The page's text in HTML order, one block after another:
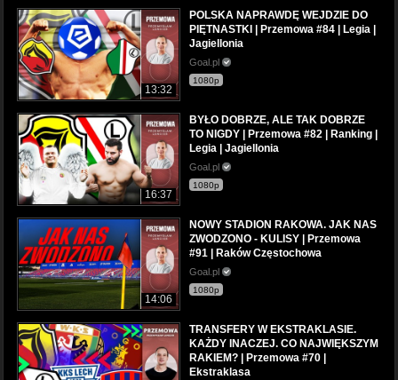
13:32
POLSKA NAPRAWDĘ WEJDZIE DO
PIĘTNASTKI | Przemowa #84 | Legia |
Jagiellonia
Goal.pl
1080p
16:37
BYŁO DOBRZE, ALE TAK DOBRZE
TO NIGDY | Przemowa #82 | Ranking |
Legia | Jagiellonia
Goal.pl
1080p
14:06
NOWY STADION RAKOWA. JAK NAS
ZWODZONO - KULISY | Przemowa
#91 | Raków Częstochowa
Goal.pl
1080p
TRANSFERY W EKSTRAKLASIE.
KAŻDY INACZEJ. CO NAJWIĘKSZYM
RAKIEM? | Przemowa #70 |
Ekstraklasa